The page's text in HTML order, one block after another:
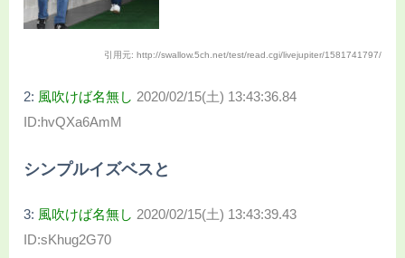
引用元: http://swallow.5ch.net/test/read.cgi/livejupiter/1581741797/
2: 風吹けば名無し 2020/02/15(土) 13:43:36.84
ID:hvQXa6AmM
シンプルイズベスと
3: 風吹けば名無し 2020/02/15(土) 13:43:39.43
ID:sKhug2G70